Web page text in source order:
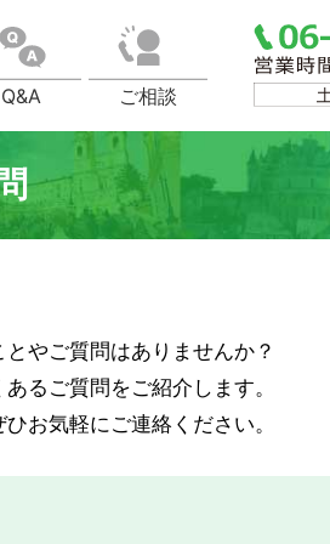
Q&A ご相談
やご質問はありませんか？
るご質問をご紹介します。
お気軽にご連絡ください。